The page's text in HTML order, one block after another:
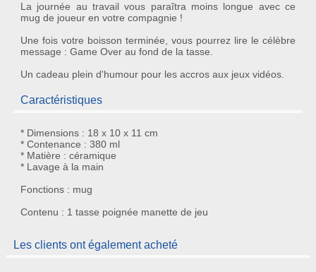
La journée au travail vous paraîtra moins longue avec ce
mug de joueur en votre compagnie !
Une fois votre boisson terminée, vous pourrez lire le célèbre
message : Game Overau fond de la tasse.
Un cadeau plein d'humourpour les accros aux jeux vidéos.
Caractéristiques
* Dimensions : 18 x 10 x 11 cm
* Contenance : 380 ml
* Matière : céramique
* Lavage à la main
Fonctions : mug
Contenu : 1 tasse poignée manette de jeu
Les clients ont également acheté